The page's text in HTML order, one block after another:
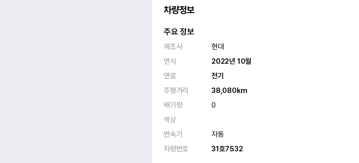
차량정보
주요 정보
제조사
현대
연식
2022년 10월
연료
전기
주행거리
38,080km
배기량
0
색상
변속기
자동
차량번호
31호7532